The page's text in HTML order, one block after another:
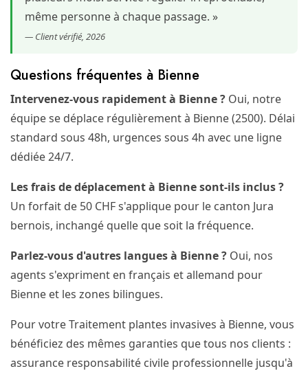
même personne à chaque passage. »
— Client vérifié, 2026
Questions fréquentes à Bienne
Intervenez-vous rapidement à Bienne ? Oui, notre
équipe se déplace régulièrement à Bienne (2500). Délai
standard sous 48h, urgences sous 4h avec une ligne
dédiée 24/7.
Les frais de déplacement à Bienne sont-ils inclus ?
Un forfait de 50 CHF s'applique pour le canton Jura
bernois, inchangé quelle que soit la fréquence.
Parlez-vous d'autres langues à Bienne ? Oui, nos
agents s'expriment en français et allemand pour
Bienne et les zones bilingues.
Pour votre Traitement plantes invasives à Bienne, vous
bénéficiez des mêmes garanties que tous nos clients :
assurance responsabilité civile professionnelle jusqu'à